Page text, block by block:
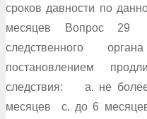
сроков давности по
месяцев Вопрос 29
следственного
постановлением
следствия: a. не
месяцев c. до 6